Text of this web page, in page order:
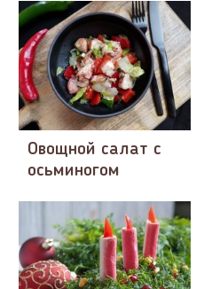
Овощной салат с
осьминогом